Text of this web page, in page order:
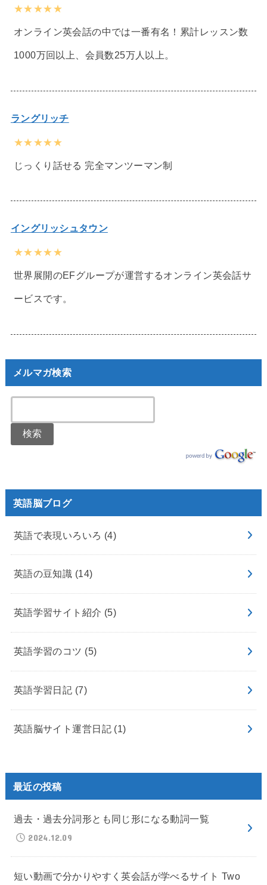
★★★★★
オンライン英会話の中では一番有名！累計レッスン数
1000万回以上、会員数25万人以上。
ラングリッチ
★★★★★
じっくり話せる 完全マンツーマン制
イングリッシュタウン
★★★★★
世界展開のEFグループが運営するオンライン英会話サ
ービスです。
メルマガ検索
英語脳ブログ
英語で表現いろいろ (4)
英語の豆知識 (14)
英語学習サイト紹介 (5)
英語学習のコツ (5)
英語学習日記 (7)
英語脳サイト運営日記 (1)
最近の投稿
過去・過去分詞形とも同じ形になる動詞一覧
2024.12.09
短い動画で分かりやすく英会話が学べるサイト Two